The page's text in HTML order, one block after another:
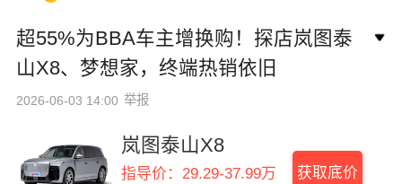
超55%为BBA车主增换购！探店岚图泰
山X8、梦想家，终端热销依旧
2026-06-03 14:00 举报
岚图泰山X8
指导价：29.29-37.99万 获取底价